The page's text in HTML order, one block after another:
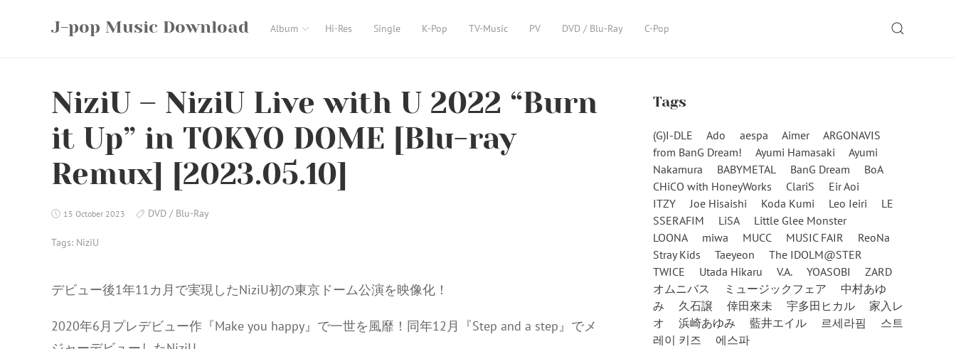
J-pop Music Download Album Hi-Res Single K-Pop TV-Music PV DVD / Blu-Ray C-Pop SEARCH
NiziU – NiziU Live with U 2022 “Burn
it Up” in TOKYO DOME [Blu-ray
Remux] [2023.05.10]
15 October 2023 DVD / Blu-Ray
Tags: NiziU
デビュー後1年11カ月で実現したNiziU初の東京ドーム公演を映像化！
2020年6月プレデビュー作『Make you happy』で一世を風靡！同年12月『Step and a step』でメ
Tags
(G)I-DLE Ado aespa Aimer
ARGONAVIS
from BanG Dream!
Ayumi Hamasaki
Ayumi
Nakamura
BABYMETAL BanG Dream
BoA
CHiCO with HoneyWorks
ClariS
Eir Aoi
ITZY
Joe Hisaishi Koda Kumi Leo Ieiri
LE
SSERAFIM
LiSA
Little Glee Monster
LOONA
miwa MUCC MUSIC FAIR
ReoNa
Stray Kids
Taeyeon
The IDOLM@STER
TWICE
Utada Hikaru V.A. YOASOBI
ZARD
オムニバス
ミュージックフェア
中村あゆ
み
久石譲 倖田來未 宇多田ヒカル
家入レ
オ
浜崎あゆみ 藍井エイル 르세라핌
스트
레이 키즈
에스파